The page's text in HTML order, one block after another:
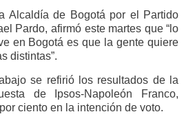
Alcaldía de Bogotá por el Partido
Pardo, afirmó este martes que “lo
en Bogotá es que la gente quiere
distintas”.
se refirió los resultados de la
de Ipsos-Napoleón Franco,
ciento en la intención de voto.